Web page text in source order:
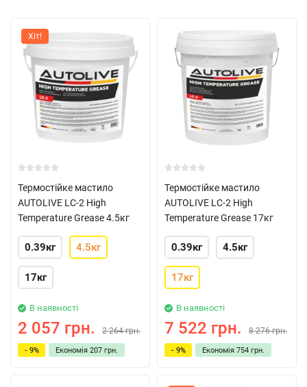
Хіт!
Термостійке мастило
AUTOLIVE LC-2 High
Temperature Grease 4.5кг
0.39кг 4.5кг
17кг
В наявності
2 057 грн. 2 264 грн.
- 9% Економія 207 грн.
Термостійке мастило
AUTOLIVE LC-2 High
Temperature Grease 17кг
0.39кг 4.5кг
17кг
В наявності
7 522 грн. 8 276 грн.
- 9% Економія 754 грн.